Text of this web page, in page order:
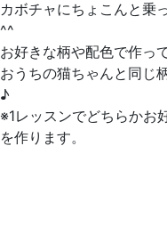
カボチャにちょこんと乗
^^
お好きな柄や配色で作っ
おうちの猫ちゃんと同じ
♪
※1レッスンでどちらかお
を作ります。